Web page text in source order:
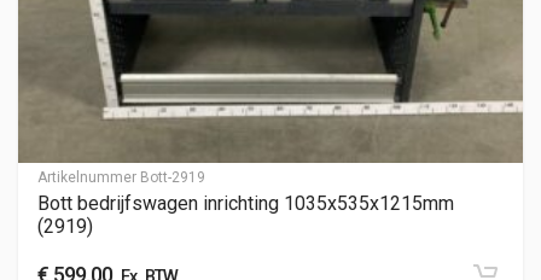
Artikelnummer Bott-2919
Bott bedrijfswagen inrichting 1035x535x1215mm
(2919)
€ 599,00